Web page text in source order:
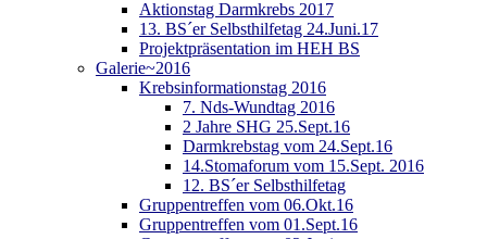
Aktionstag Darmkrebs 2017
13. BS´er Selbsthilfetag 24.Juni.17
Projektpräsentation im HEH BS
Galerie~2016
Krebsinformationstag 2016
7. Nds-Wundtag 2016
2 Jahre SHG 25.Sept.16
Darmkrebstag vom 24.Sept.16
14.Stomaforum vom 15.Sept. 2016
12. BS´er Selbsthilfetag
Gruppentreffen vom 06.Okt.16
Gruppentreffen vom 01.Sept.16